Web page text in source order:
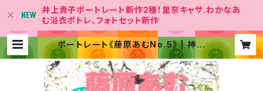
井上貴子ポートレート新作2種！里奈キャサ.わかなあ
む浴衣ポトレ、フォトセット新作
ポートレート《藤原あむNo.5》 | 神取
屋【女子プロレス団体「LLPW-X 」Of
ficial Shop】